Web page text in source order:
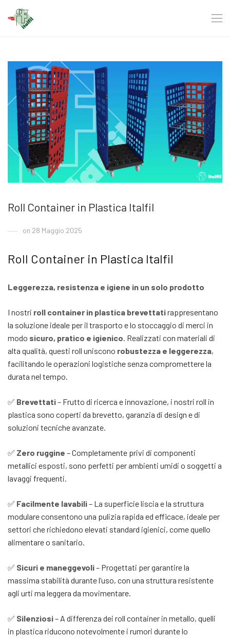
Roll Container in Plastica Italfil
on 28 Maggio 2025
Roll Container in Plastica Italfil
Leggerezza, resistenza e igiene in un solo prodotto
I nostri roll container in plastica brevettatirappresentano
la soluzione ideale per il trasporto e lo stoccaggio di merci in
modo sicuro, pratico e igienico . Realizzati con materiali di
alta qualità, questi roll uniscono robustezza e leggerezza,
facilitando le operazioni logistiche senza compromettere la
durata nel tempo.
✅ Brevettati– Frutto di ricerca e innovazione, i nostri roll in
plastica sono coperti da brevetto, garanzia di design e di
soluzioni tecniche avanzate.
✅ Zero ruggine – Completamente privi di componenti
metallici esposti, sono perfetti per ambienti umidi o soggetti a
lavaggi frequenti.
✅ Facilmente lavabili– La superficie liscia e la struttura
modulare consentono una pulizia rapida ed efficace, ideale per
settori che richiedono elevati standard igienici, come quello
alimentare o sanitario.
✅ Sicuri e maneggevoli– Progettati per garantire la
massima stabilità durante l’uso, con una struttura resistente
agli urti ma leggera da movimentare.
✅ Silenziosi– A differenza dei roll container in metallo, quelli
in plastica riducono notevolmente i rumori durante lo